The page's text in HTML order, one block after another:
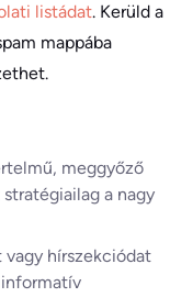
listádat. Kerüld a
mappába
meggyőző
a nagy
vagy hírszekciódat